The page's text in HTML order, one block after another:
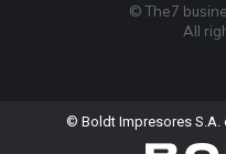
© The7
All
© Boldt Impresores S.A.